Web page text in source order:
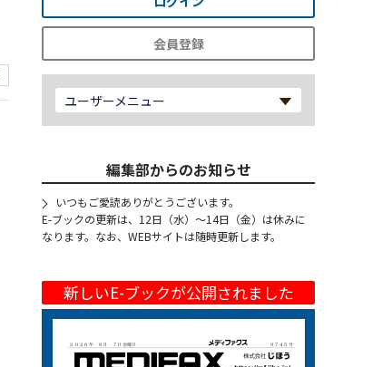
会員登録
ユーザーメニュー
編集部からのお知らせ
いつもご愛読ありがとうございます。
E-ブックの更新は、12日（水）～14日（金）は休みに
なります。なお、WEBサイトは随時更新します。
新しいE-ブックが公開されました